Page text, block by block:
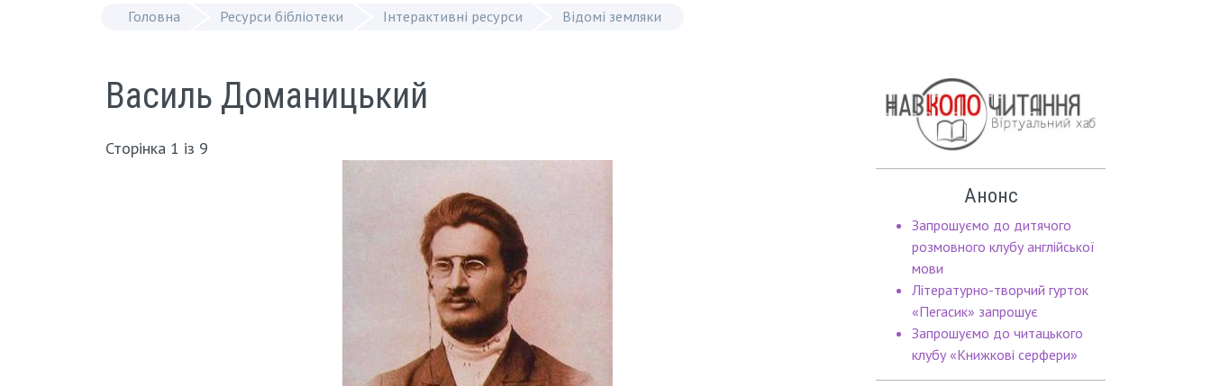
Головна Ресурси бібліотеки Інтерактивні ресурси Відомі земляки
Василь Доманицький
Сторінка 1 із 9
Анонс
Запрошуємо до дитячого
розмовного клубу англійської
мови
Літературно-творчий гурток
«Пегасик» запрошує
Запрошуємо до читацького
клубу «Книжкові серфери»